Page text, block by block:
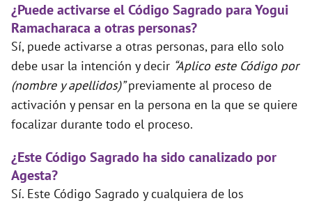
¿Puede activarse el Código Sagrado para Yogui
Ramacharaca a otras personas?
Sí, puede activarse a otras personas, para ello solo
debe usar la intención y decir “Aplico este Código por
(nombre y apellidos)”previamente al proceso de
activación y pensar en la persona en la que se quiere
focalizar durante todo el proceso.
¿Este Código Sagrado ha sido canalizado por
Agesta?
Sí. Este Código Sagrado y cualquiera de los